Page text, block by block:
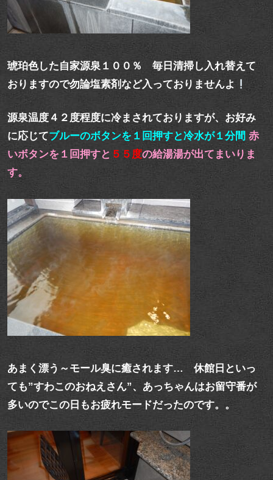
琥珀色した自家源泉１００％ 毎日清掃し入れ替えて
おりますので勿論塩素剤など入っておりませんよ
源泉温度４２度程度に冷まされておりますが、お好み
に応じてブルーのボタンを１回押すと冷水が１分間 赤
いボタンを１回押すと ５５度の給湯湯が出てまいりま
す。
あまく漂う～モール臭に癒されます… 休館日といっ
ても”すわこのおねえさん”、あっちゃんはお留守番が
多いのでこの日もお疲れモードだったのです。。